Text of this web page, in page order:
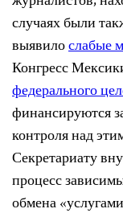
случаях были
выявилослабые
Конгресс
федерального
финансируются
контроля над
Секретариату
процесс
обмена